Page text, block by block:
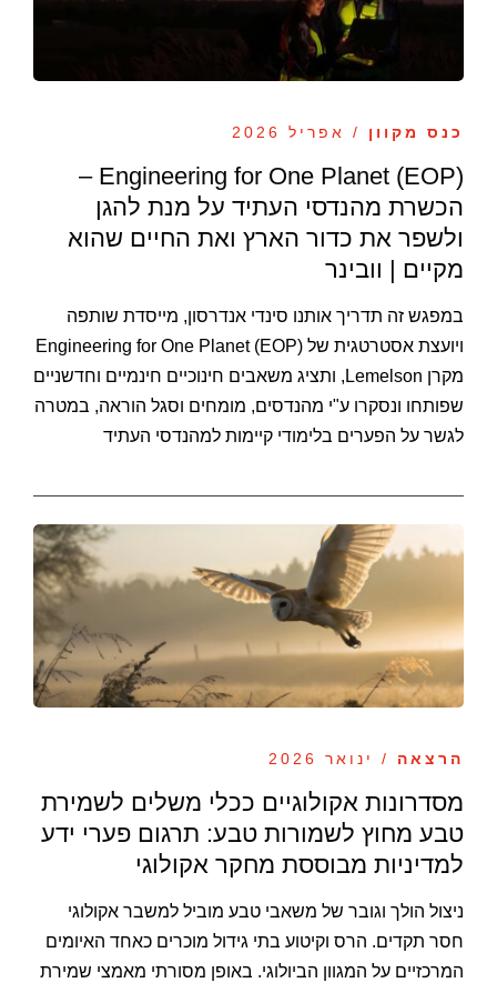
כנס מקוון / אפריל 2026
Engineering for One Planet (EOP) –
הכשרת מהנדסי העתיד על מנת להגן
ולשפר את כדור הארץ ואת החיים שהוא
מקיים | וובינר
במפגש זה תדריך אותנו סינדי אנדרסון, מייסדת שותפה
ויועצת אסטרטגית של Engineering for One Planet (EOP)
מקרן Lemelson, ותציג משאבים חינוכיים חינמיים וחדשניים
שפותחו ונסקרו ע"י מהנדסים, מומחים וסגל הוראה, במטרה
לגשר על הפערים בלימודי קיימות למהנדסי העתיד
הרצאה / ינואר 2026
מסדרונות אקולוגיים ככלי משלים לשמירת
טבע מחוץ לשמורות טבע: תרגום פערי ידע
למדיניות מבוססת מחקר אקולוגי
ניצול הולך וגובר של משאבי טבע מוביל למשבר אקולוגי
חסר תקדים. הרס וקיטוע בתי גידול מוכרים כאחד האיומים
המרכזיים על המגוון הביולוגי. באופן מסורתי מאמצי שמירת